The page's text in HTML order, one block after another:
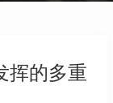
挥的多重